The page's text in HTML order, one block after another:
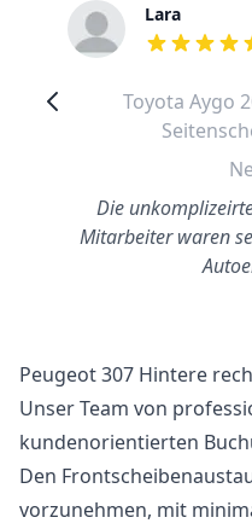
Lara
out of 5
Toyota Aygo
Die
Mitarbeiter waren
Peugeot 307 Hintere
Unser Team von
kundenorientierten
Den
vorzunehmen, mit